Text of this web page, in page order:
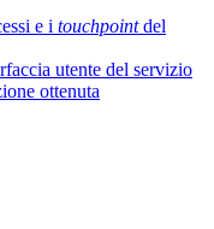
e i touchpointdel
utente del servizio
ottenuta